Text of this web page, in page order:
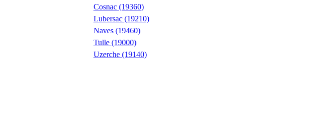
Cosnac (19360)
Lubersac (19210)
Naves (19460)
Tulle (19000)
Uzerche (19140)